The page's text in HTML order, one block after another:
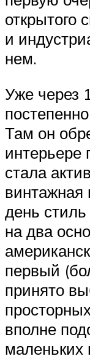
открытого
и
нем.
Уже через
Там он
интерьере
стала
винтажная
день
на два
первый
принято
вполне
маленьких